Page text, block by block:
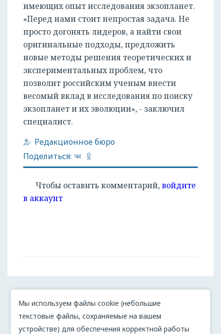
имеющих опыт исследования экзопланет.
«Перед нами стоит непростая задача. Не
просто догонять лидеров, а найти свои
оригинальные подходы, предложить
новые методы решения теоретических и
экспериментальных проблем, что
позволит российским ученым внести
весомый вклад в исследования по поиску
экзопланет и их эволюции», - заключил
специалист.
Редакционное бюро
Поделиться:
Чтобы оставить комментарий,войдите
в аккаунт
Мы используем файлы cookie (небольшие
текстовые файлы, сохраняемые на вашем
устройстве) для обеспечения корректной работы